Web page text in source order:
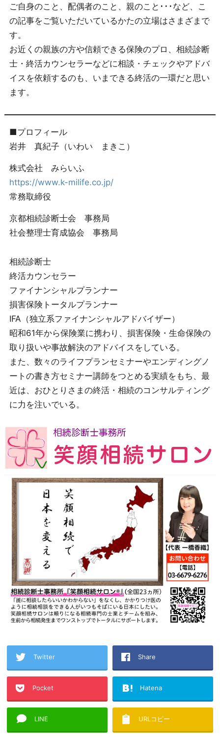
ご自身のこと、配偶者のこと、親のこと･･･など、こ
の記事をご覧いただいているかたの立場はさまざまで
す。
お近くの親族の方や信頼できる保険のプロ、相続診断
士・終活カウンセラーなどに相談・チェックやアドバ
イスを依頼するのも、いまできる終活の一環だと思い
ます。
■プロフィール
岩井 真紀子（いわい まきこ）
株式会社 みらいふ
https://www.k-milife.co.jp/
常務取締役
京都相続診断士会 事務局
社会整理士育成協会 事務局
相続診断士
終活カウンセラー
ファイナンシャルプランナー
損害保険トータルプランナー
IFA（独立系ファイナンシャルアドバイザー）
昭和61年から保険業に携わり、損害保険・生命保険の
取り扱いや事故解決のアドバイスをしている。
また、数々のライフプランセミナーやエンディングノ
ートの書き方セミナー講師をつとめる実績をもち、最
近は、おひとりさまの終活・相続のコンサルティング
に力を注いでいる。
Twitter Share
Pocket Hatena
LINE URLコピー